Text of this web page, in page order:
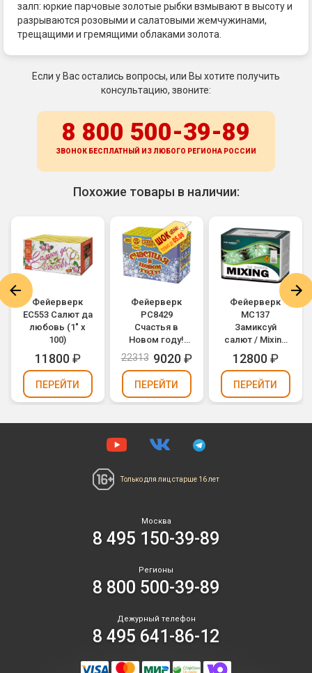
залп: юркие парчовые золотые рыбки взмывают в высоту и
разрываются розовыми и салатовыми жемчужинами,
трещащими и гремящими облаками золота.
Если у Вас остались вопросы, или Вы хотите получить
консультацию, звоните:
8 800 500-39-89
ЗВОНОК БЕСПЛАТНЫЙ ИЗ ЛЮБОГО РЕГИОНА РОССИИ
Похожие товары в наличии:
Фейерверк
ЕС553 Салют да
любовь (1" х
100)
11800₽
ПЕРЕЙТИ
Фейерверк
РС8429
Счастья в
Новом году!
(1,25" х 48)
22313 9020₽
ПЕРЕЙТИ
Фейерверк
МС137
Замиксуй
салют / Mixing
(1,2" х 54)
12800₽
ПЕРЕЙТИ
Только для лиц старше 16 лет
Москва
8 495 150-39-89
Регионы
8 800 500-39-89
Дежурный телефон
8 495 641-86-12